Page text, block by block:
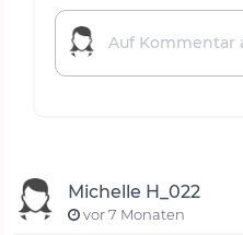
Michelle H_022
vor 7 Monaten